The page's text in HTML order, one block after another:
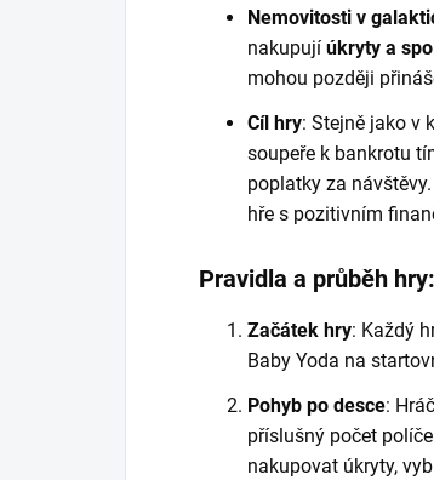
Nemovitosti v
nakupují úkryty a
mohou později
Cíl hry: Stejně jako v
soupeře k bankrotu
poplatky za
hře s pozitivním
Pravidla a průběh hry:
Začátek hry: Každý
Baby Yoda na
Pohyb po desce:
příslušný počet
nakupovat úkryty,